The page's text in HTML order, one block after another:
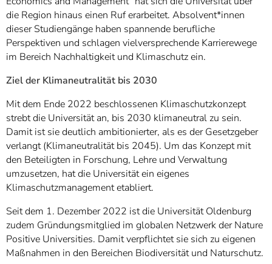
die Region hinaus einen Ruf erarbeitet. Absolvent*innen
dieser Studiengänge haben spannende berufliche
Perspektiven und schlagen vielversprechende Karrierewege
im Bereich Nachhaltigkeit und Klimaschutz ein.
Ziel der Klimaneutralität bis 2030
Mit dem Ende 2022 beschlossenen Klimaschutzkonzept
strebt die Universität an, bis 2030 klimaneutral zu sein.
Damit ist sie deutlich ambitionierter, als es der Gesetzgeber
verlangt (Klimaneutralität bis 2045). Um das Konzept mit
den Beteiligten in Forschung, Lehre und Verwaltung
umzusetzen, hat die Universität ein eigenes
Klimaschutzmanagement etabliert.
Seit dem 1. Dezember 2022 ist die Universität Oldenburg
zudem Gründungsmitglied im globalen Netzwerk der Nature
Positive Universities. Damit verpflichtet sie sich zu eigenen
Maßnahmen in den Bereichen Biodiversität und Naturschutz.